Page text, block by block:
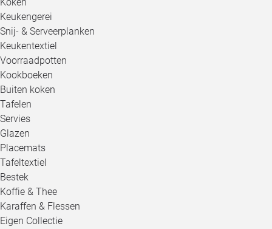
Keukengerei
Snij- & Serveerplanken
Keukentextiel
Voorraadpotten
Kookboeken
Buiten koken
Tafelen
Servies
Glazen
Placemats
Tafeltextiel
Bestek
Koffie & Thee
Karaffen & Flessen
Eigen Collectie